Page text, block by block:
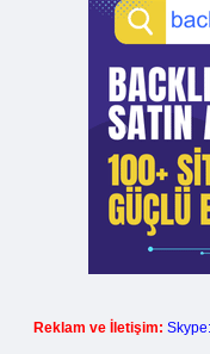
Reklam ve İletişim: